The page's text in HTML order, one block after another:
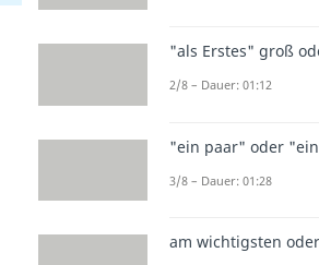
"als Erstes" groß
2/8 – Dauer: 01:12
"ein paar" oder
3/8 – Dauer: 01:28
am wichtigsten